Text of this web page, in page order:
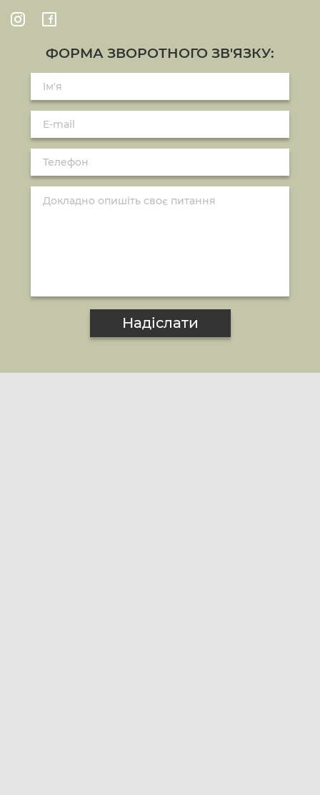
ФОРМА ЗВОРОТНОГО ЗВ'ЯЗКУ:
Надіслати